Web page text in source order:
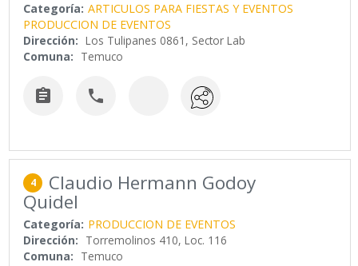
Categoría: ARTICULOS PARA FIESTAS Y EVENTOS
PRODUCCION DE EVENTOS
Dirección: Los Tulipanes 0861, Sector Lab
Comuna: Temuco
 
4 Claudio Hermann Godoy
Quidel
Categoría: PRODUCCION DE EVENTOS
Dirección: Torremolinos 410, Loc. 116
Comuna: Temuco